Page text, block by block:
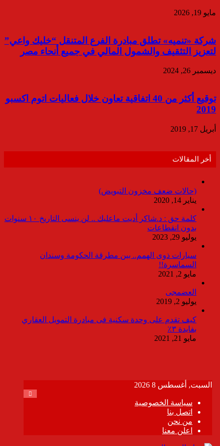
مايو 19, 2026
شركة «تنميه» تطلق مبادرة الفرع المتنقل “خليك واعي”
لتعزيز التثقيف والشمول المالي في جميع أنحاء مصر
ديسمبر 26, 2024
توقيع أكثر من 40 اتفاقية تعاون خلال فعاليات اتوم اكسبو
2019
أبريل 17, 2019
أخر المقالات
(حالات ضعف مخزون التبويض)
يناير 14, 2020
كلمة حق : د.شاكر أديت ماعليك .. لن ينسى التاريخ ١٠ سنوات
بدون انقطاعات
يوليو 29, 2023
سيارات ذوى الهمم.. بين مطرقة الحكومة وسندان
السماسرة!!
مايو 2, 2021
العضمجى
يوليو 2, 2019
كيف تقدم على وحدة سكنية فى مبادرة التمويل العقاري
بفايدة ٣٪
مايو 21, 2021